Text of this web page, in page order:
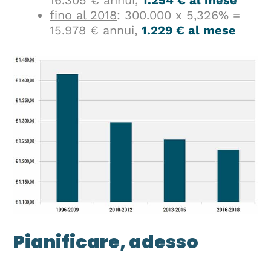
fino al 2018: 300.000 x 5,326% =
15.978 € annui,1.229 € al mese
Pianificare, adesso